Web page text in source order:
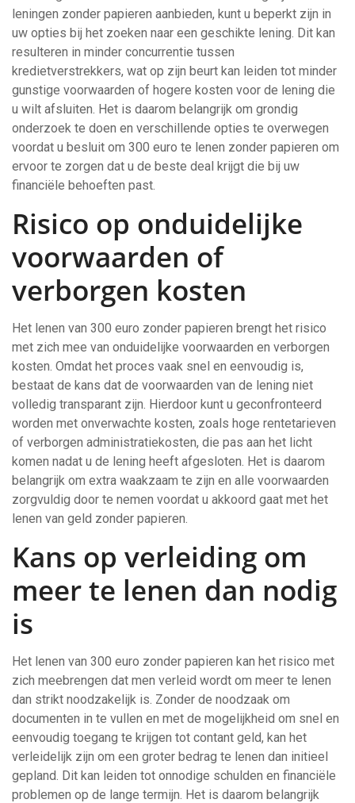
leningen zonder papieren aanbieden, kunt u beperkt zijn in
uw opties bij het zoeken naar een geschikte lening. Dit kan
resulteren in minder concurrentie tussen
kredietverstrekkers, wat op zijn beurt kan leiden tot minder
gunstige voorwaarden of hogere kosten voor de lening die
u wilt afsluiten. Het is daarom belangrijk om grondig
onderzoek te doen en verschillende opties te overwegen
voordat u besluit om 300 euro te lenen zonder papieren om
ervoor te zorgen dat u de beste deal krijgt die bij uw
financiële behoeften past.
Risico op onduidelijke
voorwaarden of
verborgen kosten
Het lenen van 300 euro zonder papieren brengt het risico
met zich mee van onduidelijke voorwaarden en verborgen
kosten. Omdat het proces vaak snel en eenvoudig is,
bestaat de kans dat de voorwaarden van de lening niet
volledig transparant zijn. Hierdoor kunt u geconfronteerd
worden met onverwachte kosten, zoals hoge rentetarieven
of verborgen administratiekosten, die pas aan het licht
komen nadat u de lening heeft afgesloten. Het is daarom
belangrijk om extra waakzaam te zijn en alle voorwaarden
zorgvuldig door te nemen voordat u akkoord gaat met het
lenen van geld zonder papieren.
Kans op verleiding om
meer te lenen dan nodig
is
Het lenen van 300 euro zonder papieren kan het risico met
zich meebrengen dat men verleid wordt om meer te lenen
dan strikt noodzakelijk is. Zonder de noodzaak om
documenten in te vullen en met de mogelijkheid om snel en
eenvoudig toegang te krijgen tot contant geld, kan het
verleidelijk zijn om een groter bedrag te lenen dan initieel
gepland. Dit kan leiden tot onnodige schulden en financiële
problemen op de lange termijn. Het is daarom belangrijk